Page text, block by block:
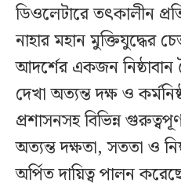
ডিওলেটারে তৎকালীন
নাহার মহান মুক্তিযুদ্ধের
আদর্শের একজন
দেখা অত্যন্ত দক্ষ ও
প্রশাসনসহ বিভিন্ন
অত্যন্ত দক্ষতা, সততা ও
অর্পিত দায়িত্ব পালন